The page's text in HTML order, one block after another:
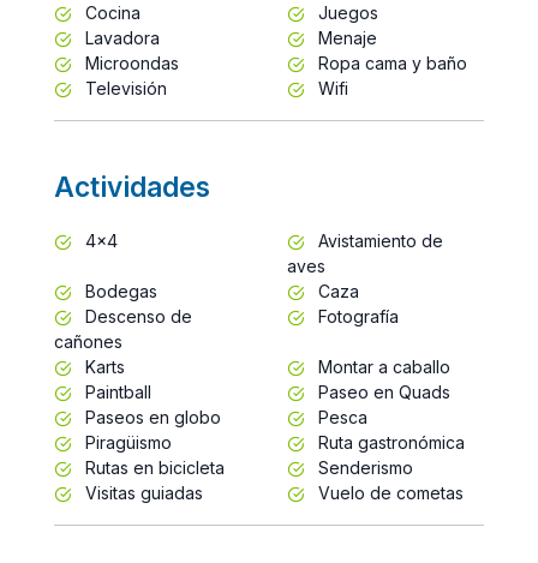
Cocina
Juegos
Lavadora
Menaje
Microondas
Ropa cama y baño
Televisión
Wifi
Actividades
4x4
Avistamiento de
aves
Bodegas
Caza
Descenso de
cañones
Fotografía
Karts
Montar a caballo
Paintball
Paseo en Quads
Paseos en globo
Pesca
Piragüismo
Ruta gastronómica
Rutas en bicicleta
Senderismo
Visitas guiadas
Vuelo de cometas